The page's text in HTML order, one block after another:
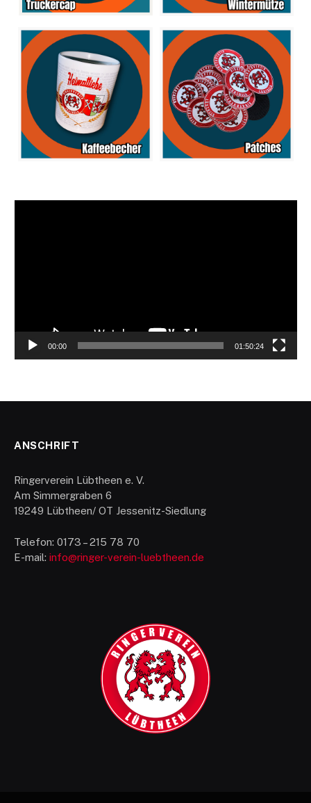
00:00 01:50:24
ANSCHRIFT
Ringerverein Lübtheen e. V.
Am Simmergraben 6
19249 Lübtheen/ OT Jessenitz-Siedlung
Telefon: 0173 – 215 78 70
E-mail: info@ringer-verein-luebtheen.de